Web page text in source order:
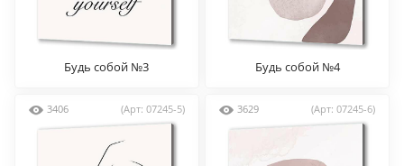
Будь собой №3 Будь собой №4
3406 (Арт: 07245-5) 3629 (Арт: 07245-6)